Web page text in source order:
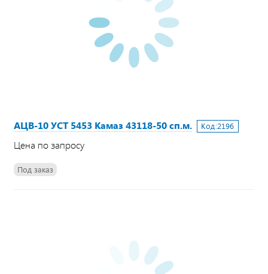
АЦВ-10 УСТ 5453 Камаз 43118-50 сп.м. Код:2196
Цена по запросу
Под заказ